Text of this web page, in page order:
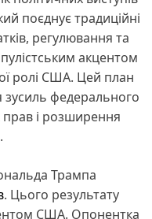
поєднує традиційні
регулювання та
акцентом
ролі США. Цей план
федерального
прав і розширення
Трампа
. Цього результату
США. Опонентка